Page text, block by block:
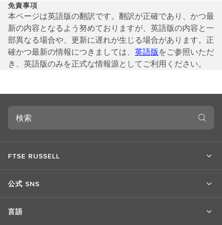
免責事項
本ページは英語版の翻訳です。翻訳が正確であり、かつ最
新の内容となるよう努めておりますが、英語版の内容と一
部異なる場合や、更新に遅れが生じる場合があります。正
確かつ最新の情報につきましては、 英語版をご参照いただ
き、英語版のみを正式な情報源としてご利用ください。
検
FTSE RUSSELL
公式 SNS
言語